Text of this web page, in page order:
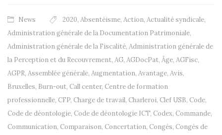
News 2020, Absentéisme, Action, Actualité syndicale,
Administration générale de la Documentation Patrimoniale,
Administration générale de la Fiscalité, Administration générale de
la Perception et du Recouvrement, AG, AGDocPat, Âge, AGFisc,
AGPR, Assemblée générale, Augmentation, Avantage, Avis,
Bruxelles, Burn-out, Call center, Centre de formation
professionnelle, CFP, Charge de travail, Charleroi, Clef USB, Code,
Code de déontologie, Code de déontologie ICT, Codex, Commande,
Communication, Comparaison, Concertation, Congés, Congés de